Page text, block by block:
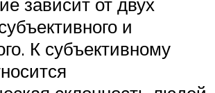
и
К субъективному